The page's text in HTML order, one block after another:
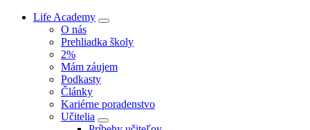
Life Academy
O nás
Prehliadka školy
2%
Mám záujem
Podkasty
Články
Kariérne poradenstvo
Učitelia